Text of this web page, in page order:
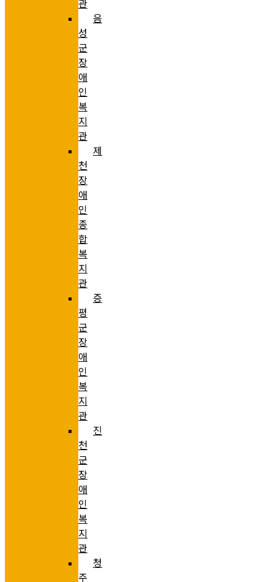
관
음
성
군
장
애
인
복
지
관
제
천
장
애
인
종
합
복
지
관
증
평
군
장
애
인
복
지
관
진
천
군
장
애
인
복
지
관
청
주